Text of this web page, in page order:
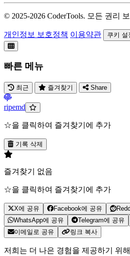
© 2025-2026 CoderTools. 모든 권리
개인정보 보호정책 이용약관 쿠키 설
빠른 메뉴
최근 즐겨찾기 Share
ripemd
☆을 클릭하여 즐겨찾기에 추가
기록 삭제
즐겨찾기 없음
☆을 클릭하여 즐겨찾기에 추가
X에 공유 Facebook에 공유
WhatsApp에 공유
Telegram에 공유
이메일로 공유
링크 복사
저희는 더 나은 경험을 제공하기 위